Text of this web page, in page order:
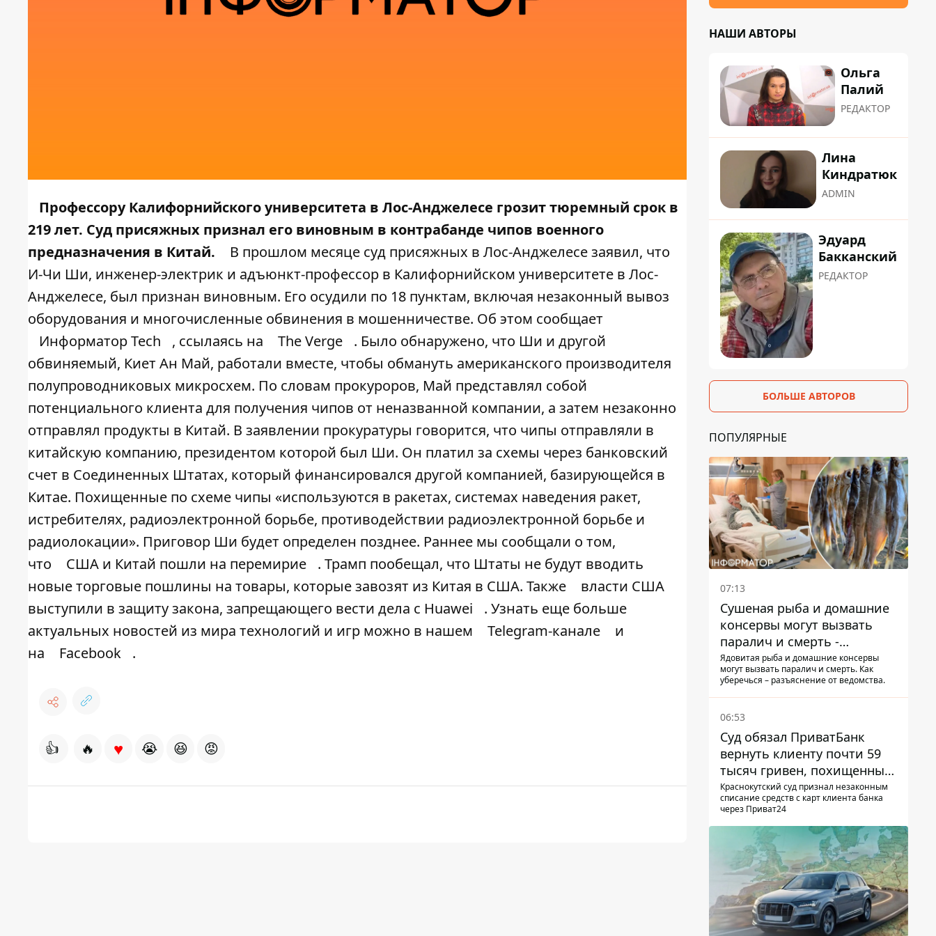
Профессору Калифорнийского университета в Лос-Анджелесе грозит тюремный срок в
219 лет. Суд присяжных признал его виновным в контрабанде чипов военного
предназначения в Китай.
В прошлом месяце суд присяжных в Лос-Анджелесе заявил, что
И-Чи Ши, инженер-электрик и адъюнкт-профессор в Калифорнийском университете в Лос-
Анджелесе, был признан виновным. Его осудили по 18 пунктам, включая незаконный вывоз
оборудования и многочисленные обвинения в мошенничестве. Об этом сообщает
Информатор Tech
, ссылаясь на The Verge
. Было обнаружено, что Ши и другой
обвиняемый, Киет Ан Май, работали вместе, чтобы обмануть американского производителя
полупроводниковых микросхем. По словам прокуроров, Май представлял собой
потенциального клиента для получения чипов от неназванной компании, а затем незаконно
отправлял продукты в Китай. В заявлении прокуратуры говорится, что чипы отправляли в
китайскую компанию, президентом которой был Ши. Он платил за схемы через банковский
счет в Соединенных Штатах, который финансировался другой компанией, базирующейся в
Китае. Похищенные по схеме чипы «используются в ракетах, системах наведения ракет,
истребителях, радиоэлектронной борьбе, противодействии радиоэлектронной борьбе и
радиолокации». Приговор Ши будет определен позднее. Раннее мы сообщали о том,
что
США и Китай пошли на перемирие
. Трамп пообещал, что Штаты не будут вводить
новые торговые пошлины на товары, которые завозят из Китая в США. Также
власти США
выступили в защиту закона, запрещающего вести дела с Huawei
. Узнать еще больше
актуальных новостей из мира технологий и игр можно в нашем
Telegram-канале
и
на
Facebook .
👍 🔥 ♥ 😭 😆 😡
НАШИ АВТОРЫ
Ольга
Палий
РЕДАКТОР
Лина
Киндратюк
ADMIN
Эдуард
Бакканский
РЕДАКТОР
БОЛЬШЕ АВТОРОВ
ПОПУЛЯРНЫЕ
07:13
Сушеная рыба и домашние
консервы могут вызвать
паралич и смерть -
Госрыбагентство
предупреждает о ботулизме
Ядовитая рыба и домашние консервы
могут вызвать паралич и смерть. Как
уберечься – разъяснение от ведомства.
06:53
Суд обязал ПриватБанк
вернуть клиенту почти 59
тысяч гривен, похищенных
мошенниками
Краснокутский суд признал незаконным
списание средств с карт клиента банка
через Приват24